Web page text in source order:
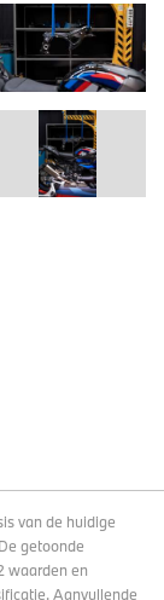
van de huidige
getoonde
waarden en
Aanvullende